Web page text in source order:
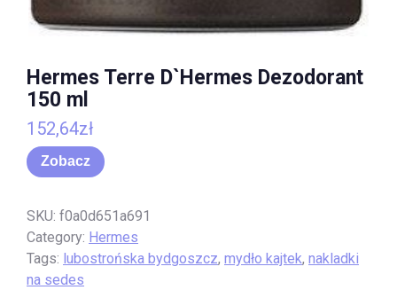
Hermes Terre D`Hermes Dezodorant
150 ml
152,64zł
Zobacz
SKU: f0a0d651a691
Category: Hermes
Tags: lubostrońska bydgoszcz, mydło kajtek, nakladki
na sedes